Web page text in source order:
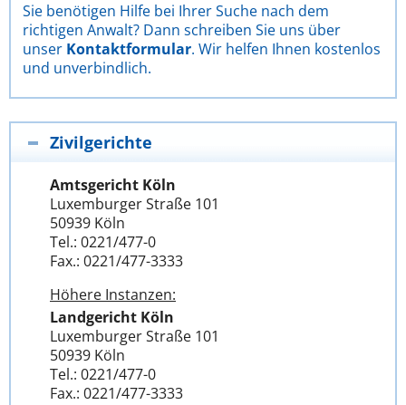
Sie benötigen Hilfe bei Ihrer Suche nach dem
richtigen Anwalt? Dann schreiben Sie uns über
unser Kontaktformular. Wir helfen Ihnen kostenlos
und unverbindlich.
Zivilgerichte
Amtsgericht Köln
Luxemburger Straße 101
50939 Köln
Tel.: 0221/477-0
Fax.: 0221/477-3333
Höhere Instanzen:
Landgericht Köln
Luxemburger Straße 101
50939 Köln
Tel.: 0221/477-0
Fax.: 0221/477-3333